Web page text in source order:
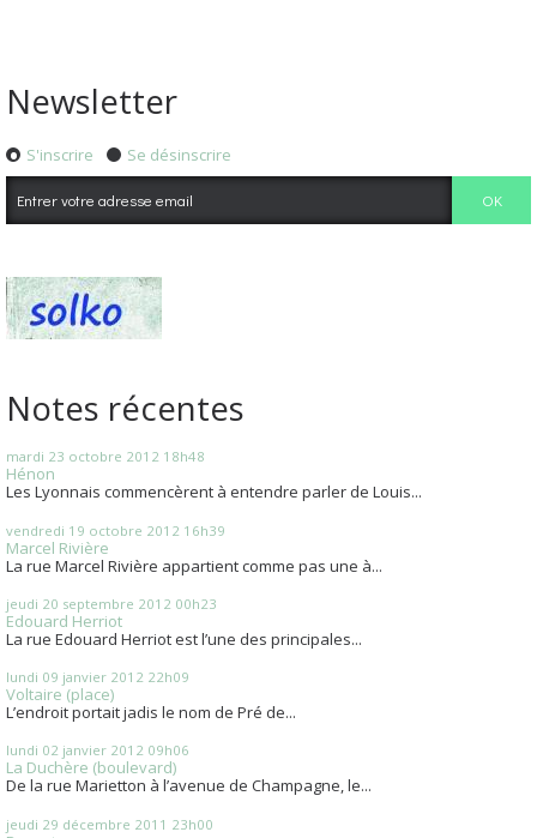
Newsletter
S'inscrire Se désinscrire
Notes récentes
mardi 23 octobre 2012 18h48
Hénon
Les Lyonnais commencèrent à entendre parler de Louis...
vendredi 19 octobre 2012 16h39
Marcel Rivière
La rue Marcel Rivière appartient comme pas une à...
jeudi 20 septembre 2012 00h23
Edouard Herriot
La rue Edouard Herriot est l’une des principales...
lundi 09 janvier 2012 22h09
Voltaire (place)
L’endroit portait jadis le nom de Pré de...
lundi 02 janvier 2012 09h06
La Duchère (boulevard)
De la rue Marietton à l’avenue de Champagne, le...
jeudi 29 décembre 2011 23h00